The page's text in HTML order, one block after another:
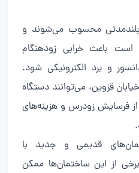
بلندمدتی محسوب می‌شوند و
باعث خرابی زودهنگام
و برد الکترونیکی شود.
قزوین، می‌توانند دستگاه
از فرسایش زودرس و هزینه‌های
قدیمی و جدید با
از این ساختمان‌ها ممکن